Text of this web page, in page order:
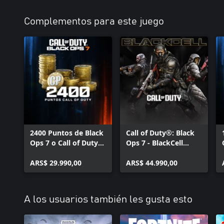
Call of Duty®: Modern Warfare® 4
Colección de Armas Exclusivas - Call of
Duty®: Modern Warfare® 4
Bonificación de Despliegue DMZ - Call of
Duty®: Modern Warfare® 4
BlackCell (1 Temporada) - Call of Duty®:
Modern Warfare® 4
Complementos para este juego
2400 Puntos de Black
Ops 7 o Call of Duty®:
ARS$ 29.990,00
Call of Duty®: Black
Ops 7 - BlackCell
ARS$ 44.990,00
A los usuarios también les gusta esto